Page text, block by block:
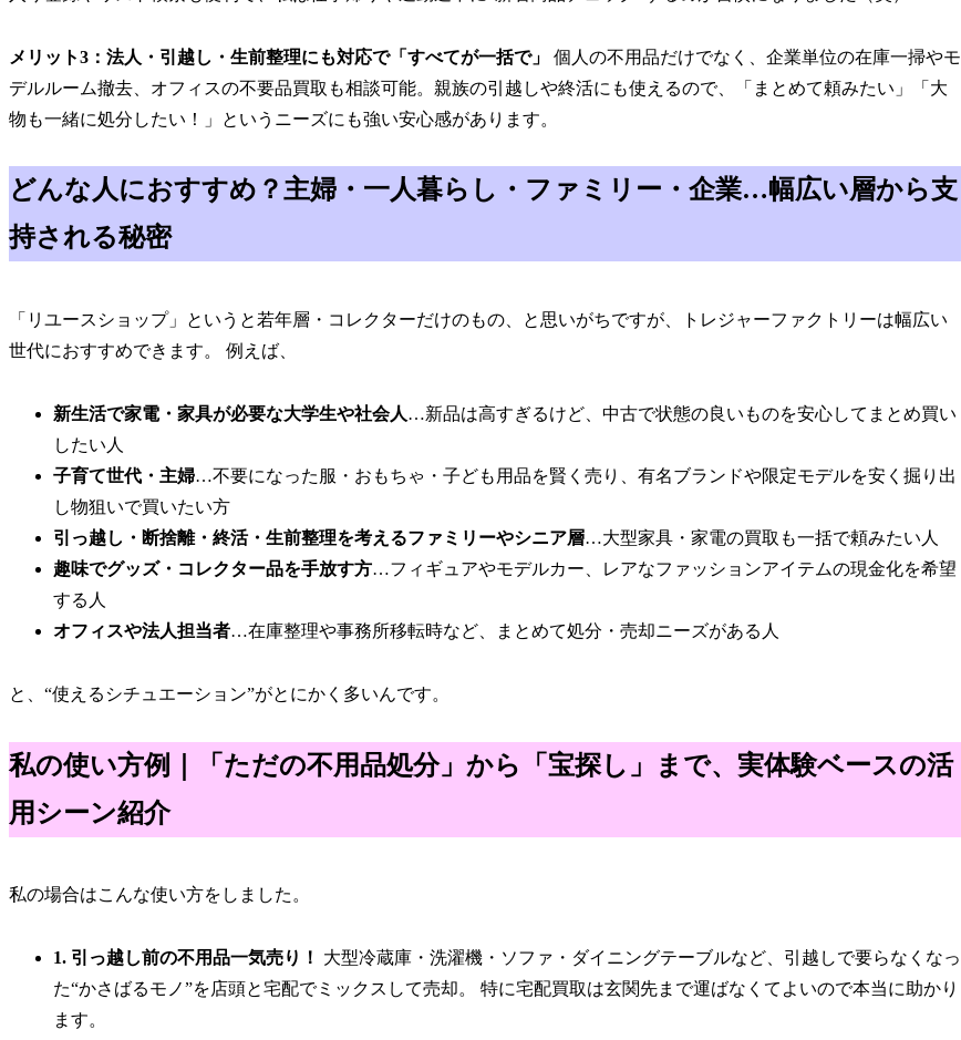
メリット3：法人・引越し・生前整理にも対応で「すべてが一括で」
個人の不用品だけでなく、企業単位の在庫一掃やモ
デルルーム撤去、オフィスの不要品買取も相談可能。親族の引越しや終活にも使えるので、「まとめて頼みたい」「大
物も一緒に処分したい！」というニーズにも強い安心感があります。
どんな人におすすめ？主婦・一人暮らし・ファミリー・企業…幅広い層から支
持される秘密
「リユースショップ」というと若年層・コレクターだけのもの、と思いがちですが、トレジャーファクトリーは幅広い
世代におすすめできます。 例えば、
新生活で家電・家具が必要な大学生や社会人…新品は高すぎるけど、中古で状態の良いものを安心してまとめ買い
したい人
子育て世代・主婦…不要になった服・おもちゃ・子ども用品を賢く売り、有名ブランドや限定モデルを安く掘り出
し物狙いで買いたい方
引っ越し・断捨離・終活・生前整理を考えるファミリーやシニア層…大型家具・家電の買取も一括で頼みたい人
趣味でグッズ・コレクター品を手放す方…フィギュアやモデルカー、レアなファッションアイテムの現金化を希望
する人
オフィスや法人担当者…在庫整理や事務所移転時など、まとめて処分・売却ニーズがある人
と、“使えるシチュエーション”がとにかく多いんです。
私の使い方例｜「ただの不用品処分」から「宝探し」まで、実体験ベースの活
用シーン紹介
私の場合はこんな使い方をしました。
1. 引っ越し前の不用品一気売り！
大型冷蔵庫・洗濯機・ソファ・ダイニングテーブルなど、引越しで要らなくなっ
た“かさばるモノ”を店頭と宅配でミックスして売却。 特に宅配買取は玄関先まで運ばなくてよいので本当に助かり
ます。